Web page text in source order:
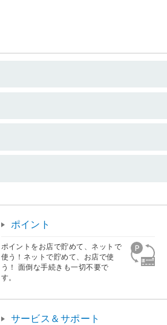
ポイント
ポイントをお店で貯めて、ネットで
使う！ネットで貯めて、お店で使
う！ 面倒な手続きも一切不要で
す。
サービス＆サポート